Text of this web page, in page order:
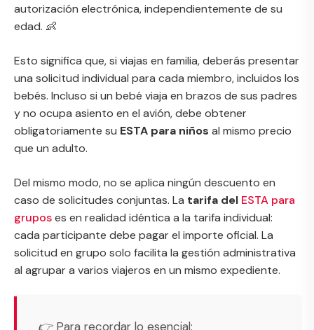
autorización electrónica, independientemente de su
edad. 👶
Esto significa que, si viajas en familia, deberás presentar
una solicitud individual para cada miembro, incluidos los
bebés. Incluso si un bebé viaja en brazos de sus padres
y no ocupa asiento en el avión, debe obtener
obligatoriamente su ESTA para niños al mismo precio
que un adulto.
Del mismo modo, no se aplica ningún descuento en
caso de solicitudes conjuntas. La tarifa del ESTA para
gruposes en realidad idéntica a la tarifa individual:
cada participante debe pagar el importe oficial. La
solicitud en grupo solo facilita la gestión administrativa
al agrupar a varios viajeros en un mismo expediente.
👉 Para recordar lo esencial: